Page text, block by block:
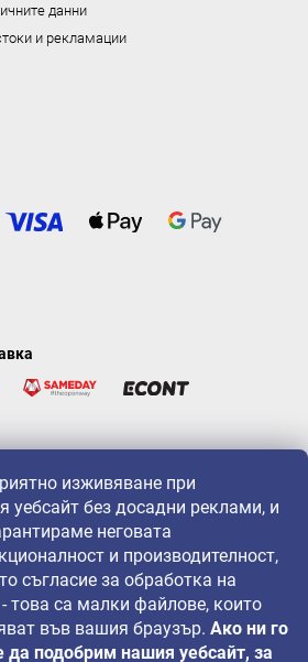
изживяване при
уебсайт без досадни реклами, и
неговата
и производителност,
съгласие за обработка на
- това са малки файлове, които
във вашия браузър. Ако ни го
да подобрим нашия уебсайт, за
данни
и рекламации
ни следвайте на: